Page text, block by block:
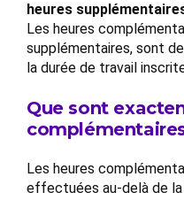
heures
Les heures
supplémentaires, sont
la durée de travail
Que sont
Les heures
effectuées au-delà de